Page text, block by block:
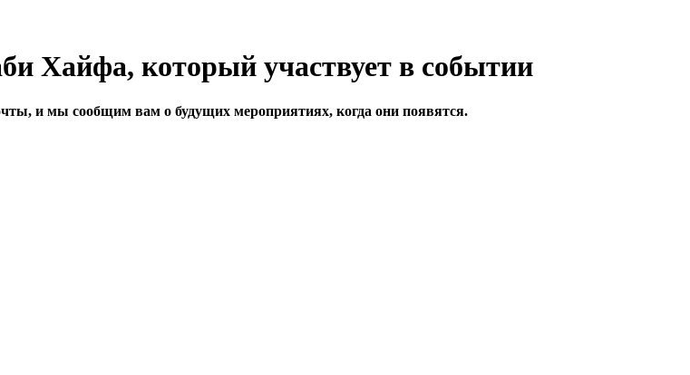
и мы сообщим вам о будущих мероприятиях, когда они появятся.